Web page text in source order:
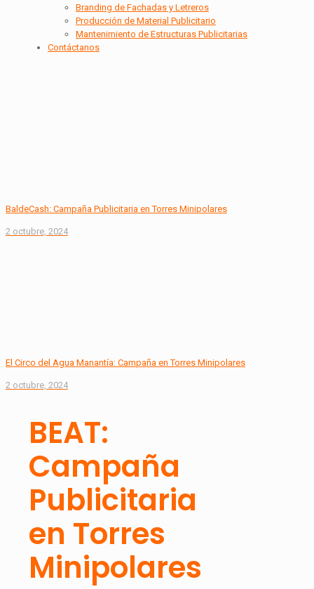
Branding de Fachadas y Letreros
Producción de Material Publicitario
Mantenimiento de Estructuras Publicitarias
Contáctanos
BaldeCash: Campaña Publicitaria en Torres Minipolares
2 octubre, 2024
El Circo del Agua Manantía: Campaña en Torres Minipolares
2 octubre, 2024
BEAT:
Campaña
Publicitaria
en Torres
Minipolares